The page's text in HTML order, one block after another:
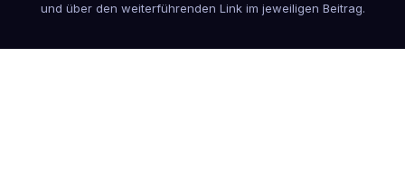
und über den weiterführenden Link im jeweiligen Beitrag.